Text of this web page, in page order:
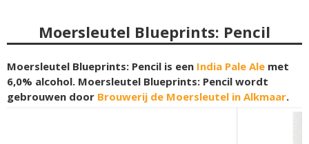
Moersleutel Blueprints: Pencil
Moersleutel Blueprints: Pencil is een India Pale Ale met
6,0% alcohol. Moersleutel Blueprints: Pencil wordt
gebrouwen door Brouwerij de Moersleutel in Alkmaar.